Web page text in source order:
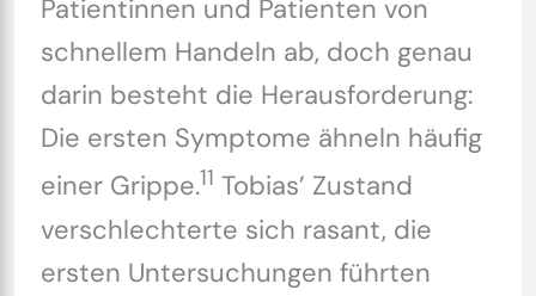
Patientinnen und Patienten von
schnellem Handeln ab, doch genau
darin besteht die Herausforderung:
Die ersten Symptome ähneln häufig
einer Grippe.11 Tobias’ Zustand
verschlechterte sich rasant, die
ersten Untersuchungen führten